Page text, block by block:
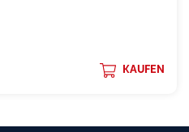
KAUFEN